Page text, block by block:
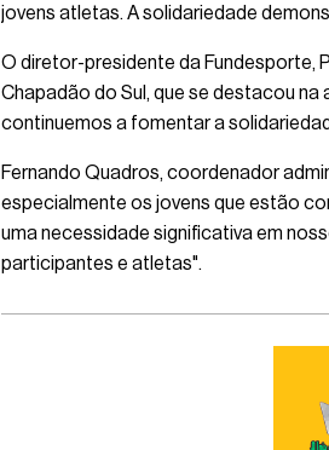
jovens atletas. A solidariedade
O diretor-presidente da Fundesporte,
Chapadão do Sul, que se destacou
continuemos a fomentar a
Fernando Quadros, coordenador
especialmente os jovens que estão
uma necessidade significativa em
participantes e atletas".